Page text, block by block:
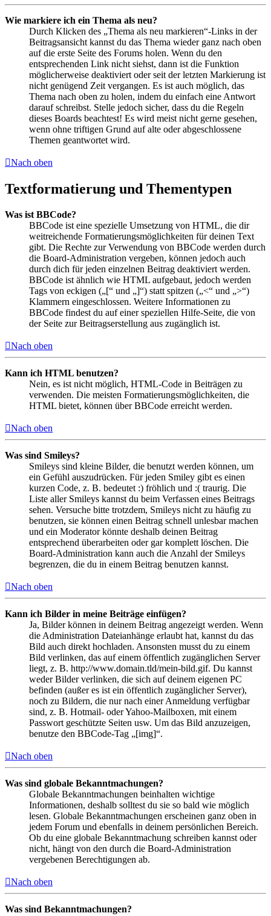
Wie markiere ich ein Thema als neu?
Durch Klicken des „Thema als neu markieren“-Links in der
Beitragsansicht kannst du das Thema wieder ganz nach oben
auf die erste Seite des Forums holen. Wenn du den
entsprechenden Link nicht siehst, dann ist die Funktion
möglicherweise deaktiviert oder seit der letzten Markierung ist
nicht genügend Zeit vergangen. Es ist auch möglich, das
Thema nach oben zu holen, indem du einfach eine Antwort
darauf schreibst. Stelle jedoch sicher, dass du die Regeln
dieses Boards beachtest! Es wird meist nicht gerne gesehen,
wenn ohne triftigen Grund auf alte oder abgeschlossene
Themen geantwortet wird.
Nach oben
Textformatierung und Thementypen
Was ist BBCode?
BBCode ist eine spezielle Umsetzung von HTML, die dir
weitreichende Formatierungsmöglichkeiten für deinen Text
gibt. Die Rechte zur Verwendung von BBCode werden durch
die Board-Administration vergeben, können jedoch auch
durch dich für jeden einzelnen Beitrag deaktiviert werden.
BBCode ist ähnlich wie HTML aufgebaut, jedoch werden
Tags von eckigen („[“ und „]“) statt spitzen („<“ und „>“)
Klammern eingeschlossen. Weitere Informationen zu
BBCode findest du auf einer speziellen Hilfe-Seite, die von
der Seite zur Beitragserstellung aus zugänglich ist.
Nach oben
Kann ich HTML benutzen?
Nein, es ist nicht möglich, HTML-Code in Beiträgen zu
verwenden. Die meisten Formatierungsmöglichkeiten, die
HTML bietet, können über BBCode erreicht werden.
Nach oben
Was sind Smileys?
Smileys sind kleine Bilder, die benutzt werden können, um
ein Gefühl auszudrücken. Für jeden Smiley gibt es einen
kurzen Code, z. B. bedeutet :) fröhlich und :( traurig. Die
Liste aller Smileys kannst du beim Verfassen eines Beitrags
sehen. Versuche bitte trotzdem, Smileys nicht zu häufig zu
benutzen, sie können einen Beitrag schnell unlesbar machen
und ein Moderator könnte deshalb deinen Beitrag
entsprechend überarbeiten oder gar komplett löschen. Die
Board-Administration kann auch die Anzahl der Smileys
begrenzen, die du in einem Beitrag benutzen kannst.
Nach oben
Kann ich Bilder in meine Beiträge einfügen?
Ja, Bilder können in deinem Beitrag angezeigt werden. Wenn
die Administration Dateianhänge erlaubt hat, kannst du das
Bild auch direkt hochladen. Ansonsten musst du zu einem
Bild verlinken, das auf einem öffentlich zugänglichen Server
liegt, z. B. http://www.domain.tld/mein-bild.gif. Du kannst
weder Bilder verlinken, die sich auf deinem eigenen PC
befinden (außer es ist ein öffentlich zugänglicher Server),
noch zu Bildern, die nur nach einer Anmeldung verfügbar
sind, z. B. Hotmail- oder Yahoo-Mailboxen, mit einem
Passwort geschützte Seiten usw. Um das Bild anzuzeigen,
benutze den BBCode-Tag „[img]“.
Nach oben
Was sind globale Bekanntmachungen?
Globale Bekanntmachungen beinhalten wichtige
Informationen, deshalb solltest du sie so bald wie möglich
lesen. Globale Bekanntmachungen erscheinen ganz oben in
jedem Forum und ebenfalls in deinem persönlichen Bereich.
Ob du eine globale Bekanntmachung schreiben kannst oder
nicht, hängt von den durch die Board-Administration
vergebenen Berechtigungen ab.
Nach oben
Was sind Bekanntmachungen?